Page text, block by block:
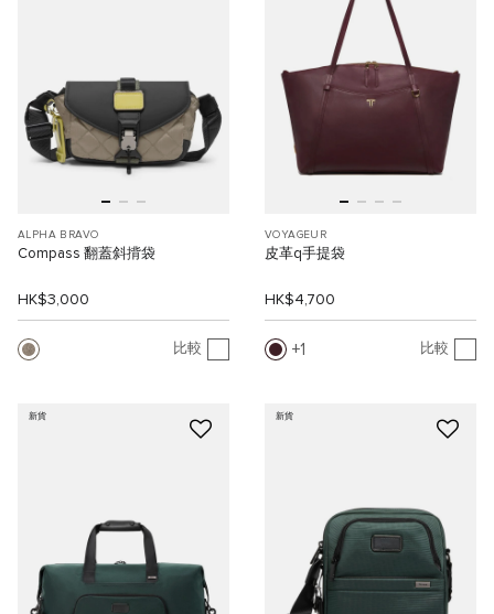
ALPHA BRAVO
Compass 翻蓋斜揹袋
HK$3,000
比較
VOYAGEUR
皮革q手提袋
HK$4,700
1 比較
新貨 新貨